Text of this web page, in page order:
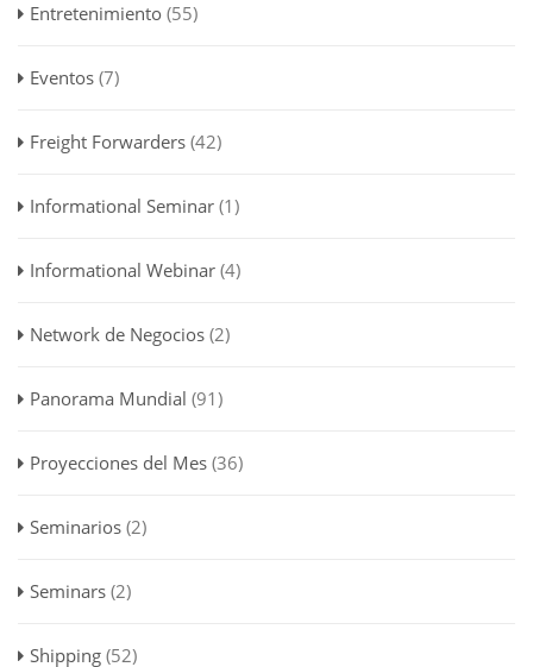
Entretenimiento (55)
Eventos (7)
Freight Forwarders (42)
Informational Seminar (1)
Informational Webinar (4)
Network de Negocios (2)
Panorama Mundial (91)
Proyecciones del Mes (36)
Seminarios (2)
Seminars (2)
Shipping (52)